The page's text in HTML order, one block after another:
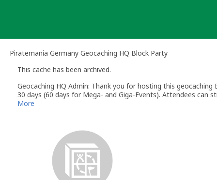
Piratemania Germany Geocaching HQ Block Party
This cache has been archived.
Geocaching HQ Admin: Thank you for hosting this
30 days (60 days for Mega- and Giga-Events). Attendees can
More